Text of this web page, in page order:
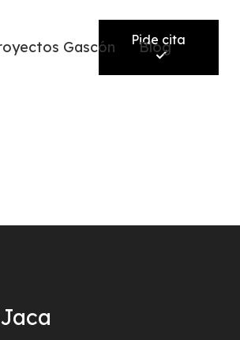
Gascón Blog
Pide cita
Jaca